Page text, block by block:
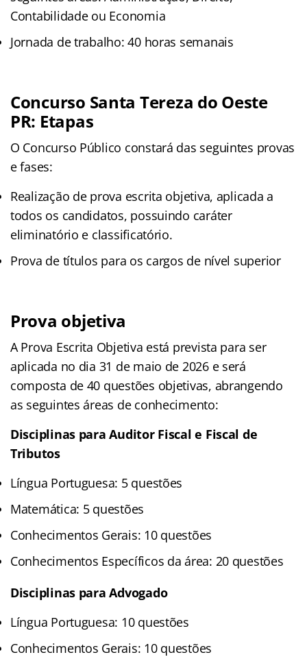
Contabilidade ou Economia
Jornada de trabalho: 40 horas semanais
Concurso Santa Tereza do Oeste
PR: Etapas
O Concurso Público constará das seguintes provas
e fases:
Realização de prova escrita objetiva, aplicada a
todos os candidatos, possuindo caráter
eliminatório e classificatório.
Prova de títulos para os cargos de nível superior
Prova objetiva
A Prova Escrita Objetiva está prevista para ser
aplicada no dia 31 de maio de 2026 e será
composta de 40 questões objetivas, abrangendo
as seguintes áreas de conhecimento:
Disciplinas para Auditor Fiscal e Fiscal de
Tributos
Língua Portuguesa: 5 questões
Matemática: 5 questões
Conhecimentos Gerais: 10 questões
Conhecimentos Específicos da área: 20 questões
Disciplinas para Advogado
Língua Portuguesa: 10 questões
Conhecimentos Gerais: 10 questões